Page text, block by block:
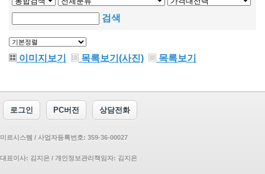
검색
이미지보기 목록보기(사진) 목록보기
로그인 PC버전 상담전화
미르시스템 / 사업자등록번호: 359-36-00027
대표이사: 김지은 / 개인정보관리책임자: 김지은